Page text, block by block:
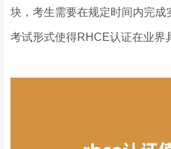
块，考生需要在规定时间内完成
考试形式使得RHCE认证在业界